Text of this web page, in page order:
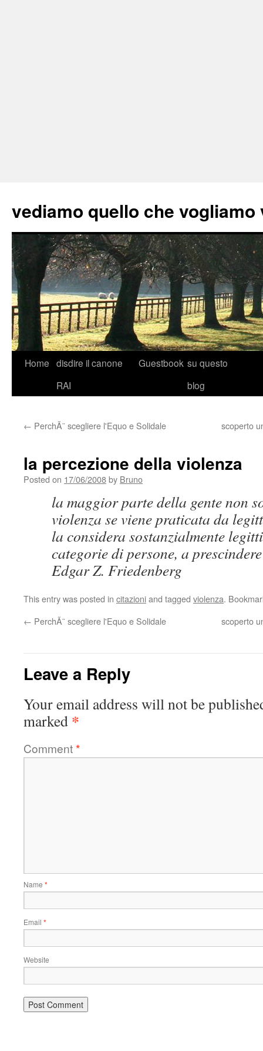
vediamo quello che vogliamo
Skip
Home disdire il canone
RAI
Guestbook su questo
blog
← PerchÃ¨ scegliere l'Equo e Solidale scoperto
la percezione della violenza
Posted on 17/06/2008by Bruno
la maggior parte della gente non
violenza se viene praticata da
la considera sostanzialmente
categorie di persone, a
Edgar Z. Friedenberg
This entry was posted in citazioniand tagged violenza.
← PerchÃ¨ scegliere l'Equo e Solidale scoperto
Leave a Reply
Your email address will not be
marked *
Comment*
Name *
Email *
Website